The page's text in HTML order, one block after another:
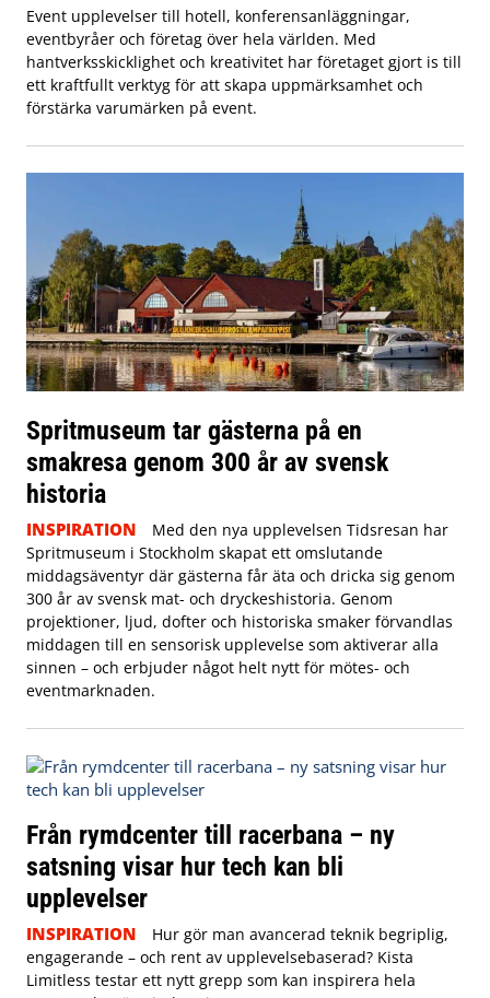
Event upplevelser till hotell, konferensanläggningar,
eventbyråer och företag över hela världen. Med
hantverksskicklighet och kreativitet har företaget gjort is till
ett kraftfullt verktyg för att skapa uppmärksamhet och
förstärka varumärken på event.
Spritmuseum tar gästerna på en
smakresa genom 300 år av svensk
historia
INSPIRATION
Med den nya upplevelsen Tidsresan har
Spritmuseum i Stockholm skapat ett omslutande
middagsäventyr där gästerna får äta och dricka sig genom
300 år av svensk mat- och dryckeshistoria. Genom
projektioner, ljud, dofter och historiska smaker förvandlas
middagen till en sensorisk upplevelse som aktiverar alla
sinnen – och erbjuder något helt nytt för mötes- och
eventmarknaden.
Från rymdcenter till racerbana – ny
satsning visar hur tech kan bli
upplevelser
INSPIRATION
Hur gör man avancerad teknik begriplig,
engagerande – och rent av upplevelsebaserad? Kista
Limitless testar ett nytt grepp som kan inspirera hela